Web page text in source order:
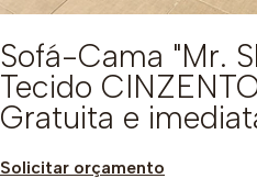
Sofá-Cama "Mr.
Tecido
Gratuita e
Solicitar orçamento